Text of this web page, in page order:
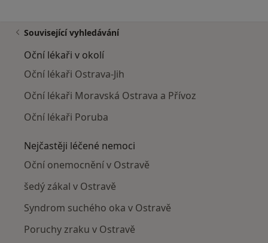
Související vyhledávání
Oční lékaři v okolí
Oční lékaři Ostrava-Jih
Oční lékaři Moravská Ostrava a Přívoz
Oční lékaři Poruba
Nejčastěji léčené nemoci
Oční onemocnění v Ostravě
šedý zákal v Ostravě
Syndrom suchého oka v Ostravě
Poruchy zraku v Ostravě